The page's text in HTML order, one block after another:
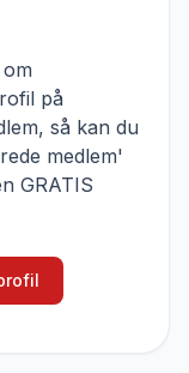
på
så kan du
medlem'
GRATIS